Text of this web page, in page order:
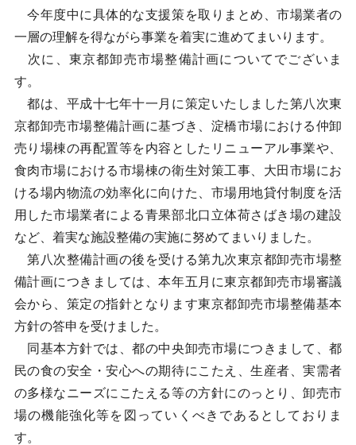
今年度中に具体的な支援策を取りまとめ、市場業者の
一層の理解を得ながら事業を着実に進めてまいります。
次に、東京都卸売市場整備計画についてでございま
す。
都は、平成十七年十一月に策定いたしました第八次東
京都卸売市場整備計画に基づき、淀橋市場における仲卸
売り場棟の再配置等を内容としたリニューアル事業や、
食肉市場における市場棟の衛生対策工事、大田市場にお
ける場内物流の効率化に向けた、市場用地貸付制度を活
用した市場業者による青果部北口立体荷さばき場の建設
など、着実な施設整備の実施に努めてまいりました。
第八次整備計画の後を受ける第九次東京都卸売市場整
備計画につきましては、本年五月に東京都卸売市場審議
会から、策定の指針となります東京都卸売市場整備基本
方針の答申を受けました。
同基本方針では、都の中央卸売市場につきまして、都
民の食の安全・安心への期待にこたえ、生産者、実需者
の多様なニーズにこたえる等の方針にのっとり、卸売市
場の機能強化等を図っていくべきであるとしておりま
す。